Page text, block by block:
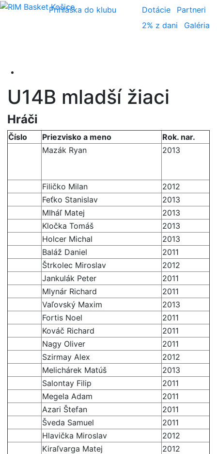
Prihláška do klubu Dotácie
Partneri
2% z dani
Galéria
U14B mladší žiaci
Hráči
Číslo Priezvisko a meno
Rok. nar.
Mazák Ryan
2013
Filičko Milan
2012
Feťko Stanislav
2013
MIháľ Matej
2013
Kločka Tomáš
2013
Holcer Michal
2013
Baláž Daniel
2011
Štrkolec Miroslav
2012
Jankulák Peter
2011
Mlynár Richard
2011
Vaľovský Maxim
2013
Fortis Noel
2011
Kováč Richard
2011
Nagy Oliver
2011
Szirmay Alex
2012
Melichárek Matúš
2013
Salontay Filip
2011
Megela Adam
2011
Azari Štefan
2011
Šveda Samuel
2011
Hlavička Miroslav
2012
Kiraľvarga Matej
2012